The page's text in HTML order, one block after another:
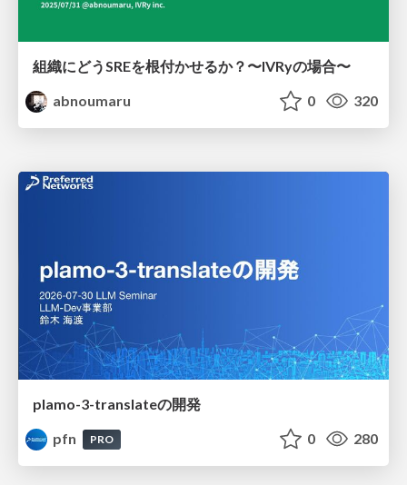
組織にどうSREを根付かせるか？〜IVRyの場合〜
abnoumaru
0 320
plamo-3-translateの開発
pfn
PRO 0 280